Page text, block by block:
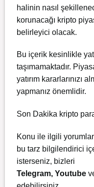
halinin nasıl
korunacağı kripto
belirleyici olacak.
Bu içerik kesinlikle
taşımamaktadır.
yatırım kararlarınızı
yapmanız önemlidir.
Son Dakika kripto
Konu ile ilgili
bu tarz bilgilendirici
isterseniz, bizleri
Telegram, Youtube